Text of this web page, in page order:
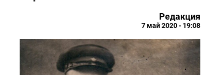
Редакция
7 май 2020 - 19:08